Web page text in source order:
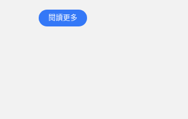
界的檢查站
閱讀更多